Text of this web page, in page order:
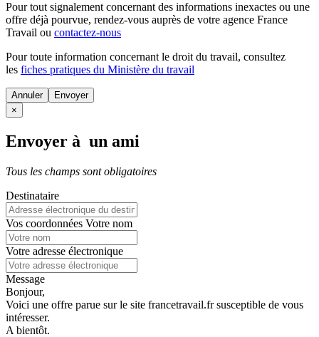
Pour tout signalement concernant des informations inexactes ou une
offre déjà pourvue, rendez-vous auprès de votre agence France
Travail ou contactez-nous
Pour toute information concernant le droit du travail, consultez
les fiches pratiques du Ministère du travail
Annuler
×
Envoyer à un ami
Tous les champs sont obligatoires
Destinataire
Vos coordonnées Votre nom
Votre adresse électronique
Message
Bonjour,
Voici une offre parue sur le site francetravail.fr susceptible de vous
intéresser.
A bientôt.